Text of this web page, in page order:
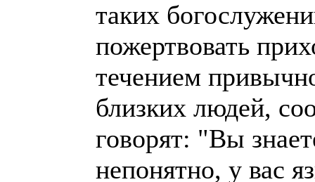
таких
пожертвовать
течением
близких людей,
говорят: "Вы
непонятно, у вас